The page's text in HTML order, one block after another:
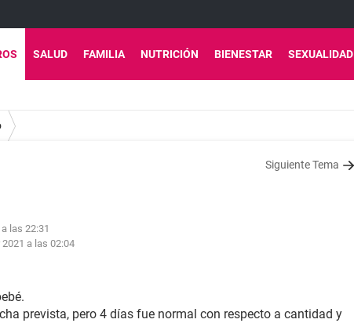
SALUD FAMILIA NUTRICIÓN BIENESTAR SEXUALIDAD
Siguiente Tema
las 22:31
2021 a las 02:04
prevista, pero 4 días fue normal con respecto a cantidad y